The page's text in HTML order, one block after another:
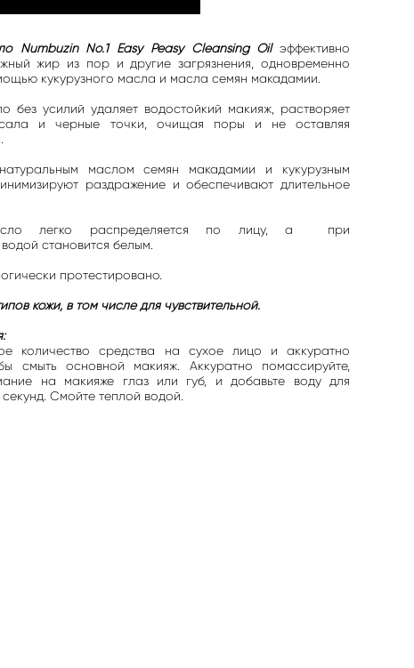
Numbuzin No.1 Easy Peasy Cleansing Oil эффективно
жир из пор и другие загрязнения, одновременно
кукурузного масла и масла семян макадамии.
без усилий удаляет водостойкий макияж, растворяет
и черные точки, очищая поры и не оставляя
маслом семян макадамии и кукурузным
раздражение и обеспечивают длительное
легко распределяется по лицу, а при
становится белым.
протестировано.
кожи, в том числе для чувствительной.
количество средства на сухое лицо и аккуратно
смыть основной макияж. Аккуратно помассируйте,
на макияже глаз или губ, и добавьте воду для
Смойте теплой водой.